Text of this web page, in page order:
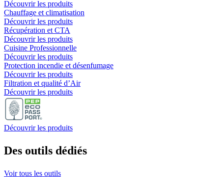
Découvrir les produits
Chauffage et climatisation
Découvrir les produits
Récupération et CTA
Découvrir les produits
Cuisine Professionnelle
Découvrir les produits
Protection incendie et désenfumage
Découvrir les produits
Filtration et qualité d’Air
Découvrir les produits
Découvrir les produits
Des outils dédiés
Voir tous les outils